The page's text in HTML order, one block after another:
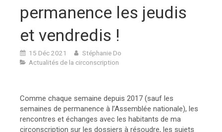
permanence les jeudis
et vendredis !
15 Déc 2021
Stéphanie Do
Actualités de la circonscription
Comme chaque semaine depuis 2017 (sauf les
semaines de permanence à l’Assemblée nationale), les
rencontres et échanges avec les habitants de ma
circonscription sur les dossiers à résoudre, les sujets